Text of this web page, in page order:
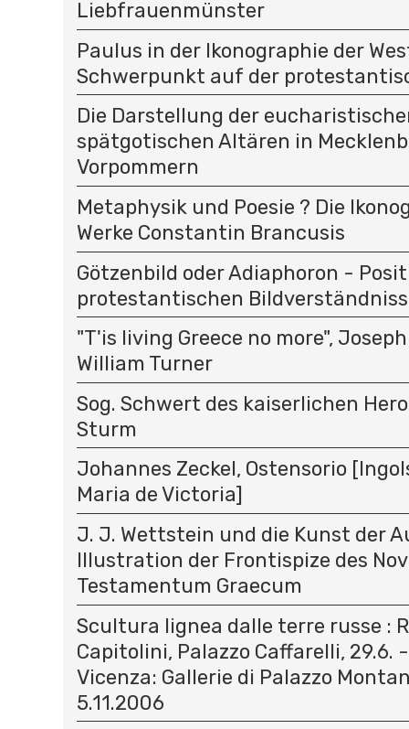
Liebfrauenmünster
Paulus in der Ikonographie der
Schwerpunkt auf der
Die Darstellung der
spätgotischen Altären in
Vorpommern
Metaphysik und Poesie ? Die
Werke Constantin Brancusis
Götzenbild oder Adiaphoron -
protestantischen
"T'is living Greece no more",
William Turner
Sog. Schwert des kaiserlichen
Sturm
Johannes Zeckel, Ostensorio
Maria de Victoria]
J. J. Wettstein und die Kunst der
Illustration der Frontispize des
Testamentum Graecum
Scultura lignea dalle terre russe :
Capitolini, Palazzo Caffarelli, 29.6.
Vicenza: Gallerie di Palazzo
5.11.2006